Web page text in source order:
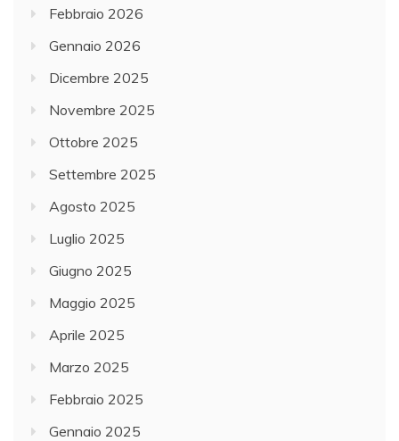
Febbraio 2026
Gennaio 2026
Dicembre 2025
Novembre 2025
Ottobre 2025
Settembre 2025
Agosto 2025
Luglio 2025
Giugno 2025
Maggio 2025
Aprile 2025
Marzo 2025
Febbraio 2025
Gennaio 2025